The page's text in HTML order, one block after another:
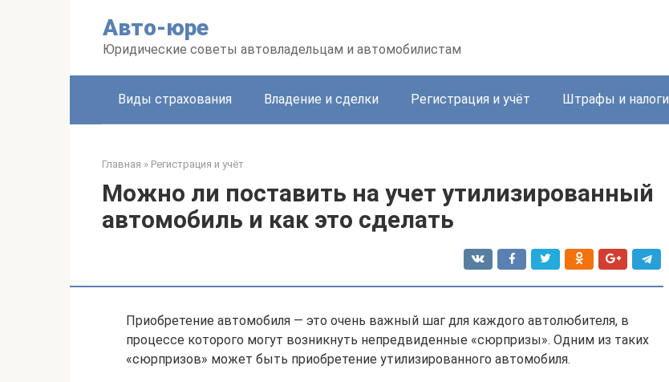
Авто-юре
Юридические советы автовладельцам и автомобилистам
Виды страхования Владение и сделки Регистрация и учёт Штрафы и налоги
Главная » Регистрация и учёт
Можно ли поставить на учет утилизированный
автомобиль и как это сделать
Приобретение автомобиля — это очень важный шаг для каждого автолюбителя, в
процессе которого могут возникнуть непредвиденные «сюрпризы». Одним из таких
«сюрпризов» может быть приобретение утилизированного автомобиля.